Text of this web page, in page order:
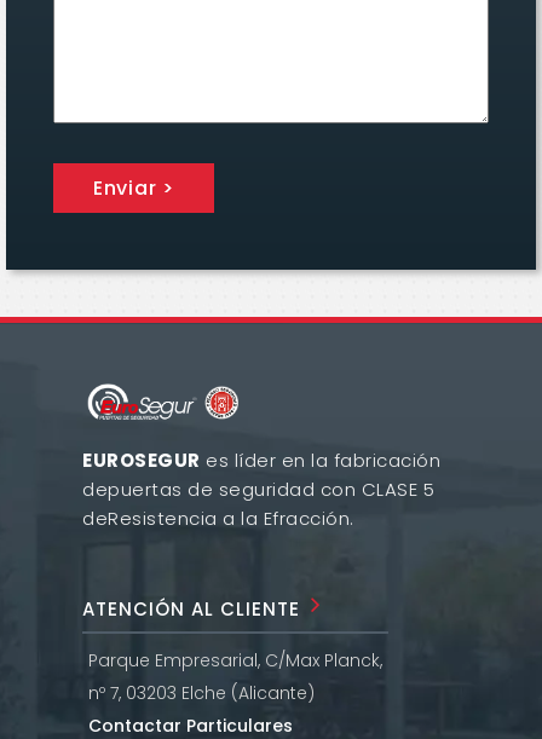
Enviar >
EUROSEGUR es líder en la fabricación
depuertas de seguridad con CLASE 5
deResistencia a la Efracción.
ATENCIÓN AL CLIENTE
Parque Empresarial, C/Max Planck,
nº 7, 03203 Elche (Alicante)
Contactar Particulares